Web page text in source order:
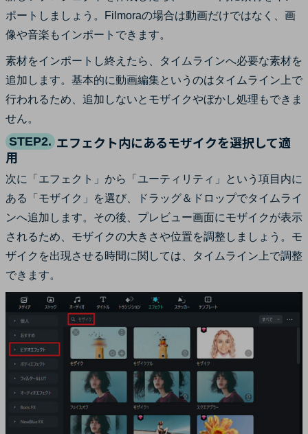
ポートしましょう。Filmoraの場合は動画だけではなく、画
像や音楽もインポートできます。
素材をインポートし終えたら、タイムラインへ必要な素材を
追加します。基本的に動画編集というのはタイムライン上で
行われるため、追加しないとモザイクやぼかし処理もできま
せん。
STEP2. エフェクト内にあるモザイクを選択して適
用
次に「エフェクト」から「ユーティリティ」という項目内に
ある「モザイク」を選び、ドラッグ＆ドロップでタイムライ
ンへ追加します。その後、プレビュー画面にモザイクが表示
されるため、モザイクの大きさや位置を調整しましょう。モ
ザイクを出現させる時間に関しては、タイムライン上で調整
できます。